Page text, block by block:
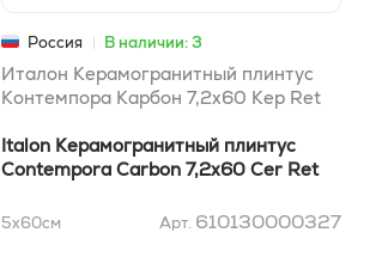
Россия В наличии: 3
Италон Керамогранитный плинтус
Контемпора Карбон 7,2x60 Кер Ret
Italon Керамогранитный плинтус
Contempora Carbon 7,2x60 Cer Ret
5x60см Арт. 610130000327